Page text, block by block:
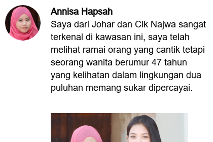
Annisa Hapsah
Saya dari Johar dan Cik Najwa sangat
terkenal di kawasan ini, saya telah
melihat ramai orang yang cantik tetapi
seorang wanita berumur 47 tahun
yang kelihatan dalam lingkungan dua
puluhan memang sukar dipercayai.